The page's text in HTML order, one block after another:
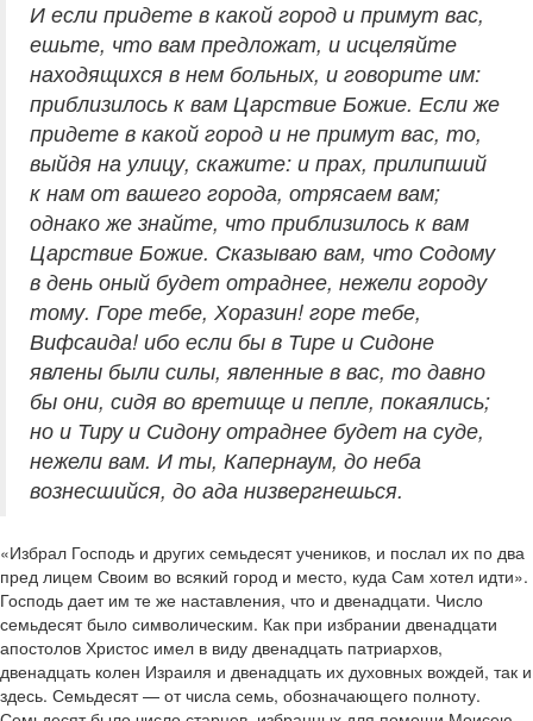
И если придете в какой город и примут вас,
ешьте, что вам предложат, и исцеляйте
находящихся в нем больных, и говорите им:
приблизилось к вам Царствие Божие. Если же
придете в какой город и не примут вас, то,
выйдя на улицу, скажите: и прах, прилипший
к нам от вашего города, отрясаем вам;
однако же знайте, что приблизилось к вам
Царствие Божие. Сказываю вам, что Содому
в день оный будет отраднее, нежели городу
тому. Горе тебе, Хоразин! горе тебе,
Вифсаида! ибо если бы в Тире и Сидоне
явлены были силы, явленные в вас, то давно
бы они, сидя во вретище и пепле, покаялись;
но и Тиру и Сидону отраднее будет на суде,
нежели вам. И ты, Капернаум, до неба
вознесшийся, до ада низвергнешься.
«Избрал Господь и других семьдесят учеников, и послал их по два
пред лицем Своим во всякий город и место, куда Сам хотел идти».
Господь дает им те же наставления, что и двенадцати. Число
семьдесят было символическим. Как при избрании двенадцати
апостолов Христос имел в виду двенадцать патриархов,
двенадцать колен Израиля и двенадцать их духовных вождей, так и
здесь. Семьдесят — от числа семь, обозначающего полноту.